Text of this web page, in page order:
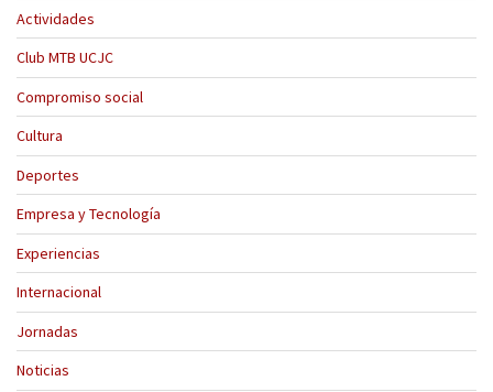
Actividades
Club MTB UCJC
Compromiso social
Cultura
Deportes
Empresa y Tecnología
Experiencias
Internacional
Jornadas
Noticias